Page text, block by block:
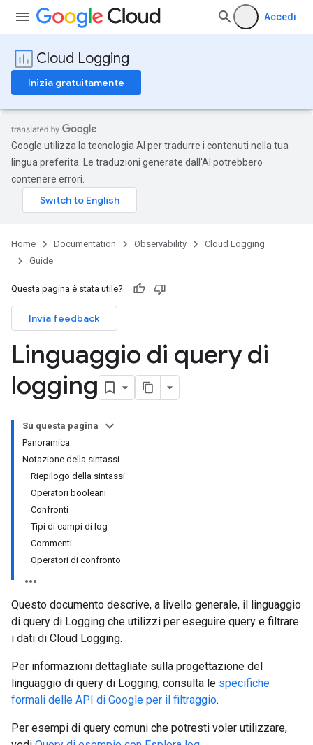
Accedi
Cloud Logging
Inizia gratuitamente
Google utilizza la tecnologia AI per tradurre i contenuti nella tua
lingua preferita. Le traduzioni generate dall'AI potrebbero
contenere errori.
Home Documentation Observability
Cloud Logging
Guide
Questa pagina è stata utile?
Invia feedback
Linguaggio di query di
logging
Su questa pagina
Panoramica
Notazione della sintassi
Riepilogo della sintassi
Operatori booleani
Confronti
Tipi di campi di log
Commenti
Operatori di confronto
Questo documento descrive, a livello generale, il linguaggio
di query di Logging che utilizzi per eseguire query e filtrare
i dati di Cloud Logging.
Per informazioni dettagliate sulla progettazione del
linguaggio di query di Logging, consulta le specifiche
formali delle API di Google per il filtraggio.
Per esempi di query comuni che potresti voler utilizzare,